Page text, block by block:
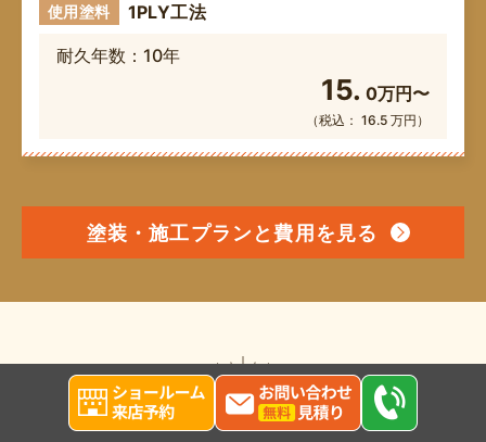
使用塗料
1PLY工法
耐久年数：10年
15. 0万円〜
（税込： 16.5 万円）
塗装・施工プランと費用を見る
イベント一覧